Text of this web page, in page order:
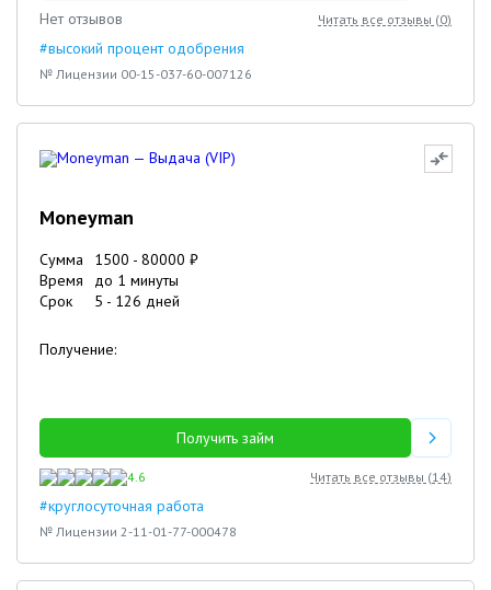
Нет отзывов
Читать все отзывы (0)
#высокий процент одобрения
№ Лицензии 00-15-037-60-007126
Moneyman
Сумма 1500 - 80000 ₽
Время
до 1 минуты
Срок
5 - 126 дней
Получение:
Получить займ
4.6 Читать все отзывы (14)
#круглосуточная работа
№ Лицензии 2-11-01-77-000478